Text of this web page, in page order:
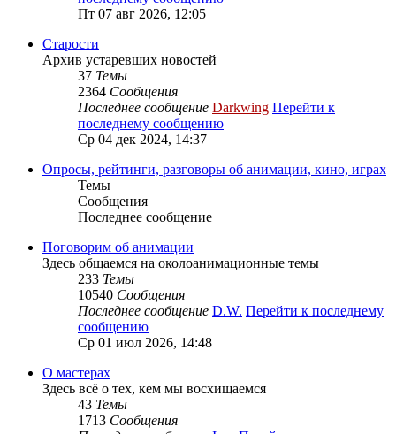
Пт 07 авг 2026, 12:05
Старости
Архив устаревших новостей
37 Темы
2364 Сообщения
Последнее сообщение Darkwing Перейти к
последнему сообщению
Ср 04 дек 2024, 14:37
Опросы, рейтинги, разговоры об анимации, кино, играх
Темы
Сообщения
Последнее сообщение
Поговорим об анимации
Здесь общаемся на околоанимационные темы
233 Темы
10540 Сообщения
Последнее сообщение D.W. Перейти к последнему
сообщению
Ср 01 июл 2026, 14:48
О мастерах
Здесь всё о тех, кем мы восхищаемся
43 Темы
1713 Сообщения